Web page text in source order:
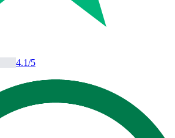
4.1/5